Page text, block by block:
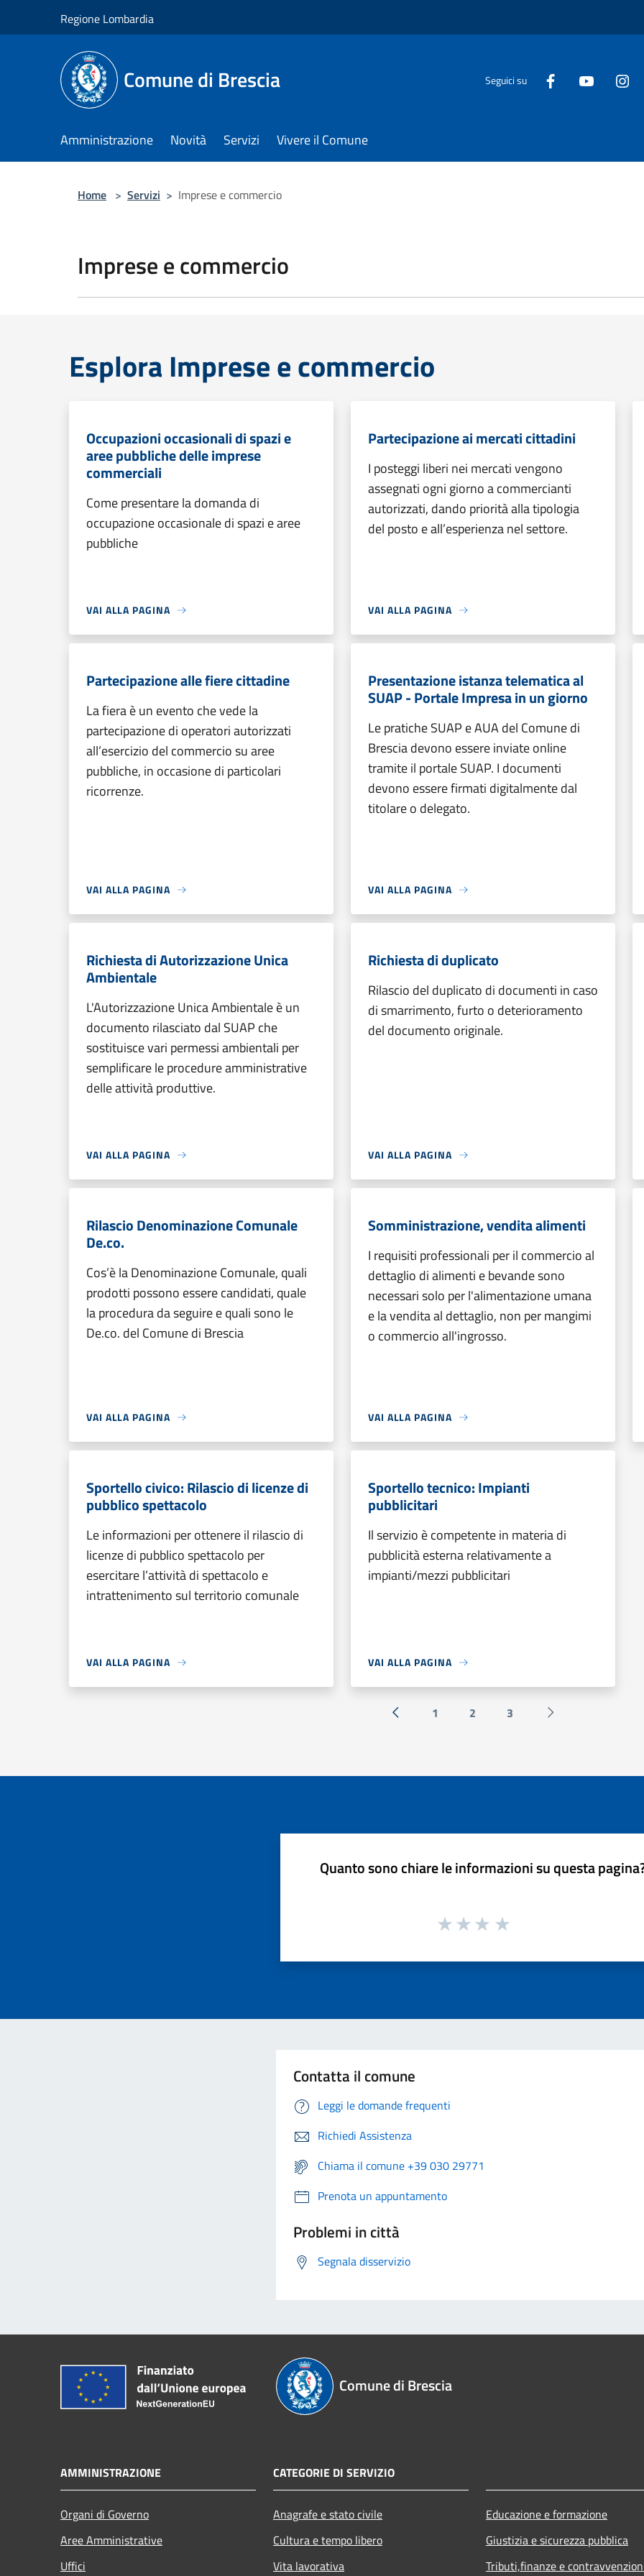
Regione Lombardia
Comune di Brescia Seguici su
Amministrazione Novità Servizi Vivere il Comune
Home > Servizi > Imprese e commercio
Imprese e commercio
Esplora Imprese e commercio
Occupazioni occasionali di spazi e
aree pubbliche delle imprese
commerciali
Come presentare la domanda di
occupazione occasionale di spazi e aree
pubbliche
VAI ALLA PAGINA
Partecipazione ai mercati cittadini
I posteggi liberi nei mercati vengono
assegnati ogni giorno a commercianti
autorizzati, dando priorità alla tipologia
del posto e all’esperienza nel settore.
VAI ALLA PAGINA
Partecipazione alle fiere cittadine
La fiera è un evento che vede la
partecipazione di operatori autorizzati
all’esercizio del commercio su aree
pubbliche, in occasione di particolari
ricorrenze.
VAI ALLA PAGINA
Presentazione istanza telematica al
SUAP - Portale Impresa in un giorno
Le pratiche SUAP e AUA del Comune di
Brescia devono essere inviate online
tramite il portale SUAP. I documenti
devono essere firmati digitalmente dal
titolare o delegato.
VAI ALLA PAGINA
Richiesta di Autorizzazione Unica
Ambientale
L'Autorizzazione Unica Ambientale è un
documento rilasciato dal SUAP che
sostituisce vari permessi ambientali per
semplificare le procedure amministrative
delle attività produttive.
VAI ALLA PAGINA
Richiesta di duplicato
Rilascio del duplicato di documenti in caso
di smarrimento, furto o deterioramento
del documento originale.
VAI ALLA PAGINA
Rilascio Denominazione Comunale
De.co.
Cos’è la Denominazione Comunale, quali
prodotti possono essere candidati, quale
la procedura da seguire e quali sono le
De.co. del Comune di Brescia
VAI ALLA PAGINA
Somministrazione, vendita alimenti
I requisiti professionali per il commercio al
dettaglio di alimenti e bevande sono
necessari solo per l'alimentazione umana
e la vendita al dettaglio, non per mangimi
o commercio all'ingrosso.
VAI ALLA PAGINA
Sportello civico: Rilascio di licenze di
pubblico spettacolo
Le informazioni per ottenere il rilascio di
licenze di pubblico spettacolo per
esercitare l’attività di spettacolo e
intrattenimento sul territorio comunale
VAI ALLA PAGINA
Sportello tecnico: Impianti
pubblicitari
Il servizio è competente in materia di
pubblicità esterna relativamente a
impianti/mezzi pubblicitari
VAI ALLA PAGINA
« Precedente
1 2 3
Successiva »
Quanto sono chiare le informazioni su questa
Contatta il comune
Leggi le domande frequenti
Richiedi Assistenza
Chiama il comune +39 030 29771
Prenota un appuntamento
Problemi in città
Segnala disservizio
Comune di Brescia
AMMINISTRAZIONE
Organi di Governo
Aree Amministrative
Uffici
CATEGORIE DI SERVIZIO
Anagrafe e stato civile
Cultura e tempo libero
Vita lavorativa
Educazione e formazione
Giustizia e sicurezza pubblica
Tributi,finanze e